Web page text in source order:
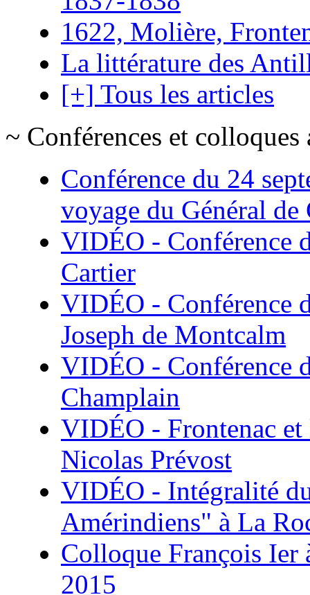
1622, Molière,
La littérature des
[+] Tous les articles
~ Conférences et
Conférence du 24
voyage du Général
VIDÉO - Conférence
Cartier
VIDÉO - Conférence
Joseph de Montcalm
VIDÉO - Conférence
Champlain
VIDÉO - Frontenac et
Nicolas Prévost
VIDÉO - Intégralité
Amérindiens" à La
Colloque François Ier
2015